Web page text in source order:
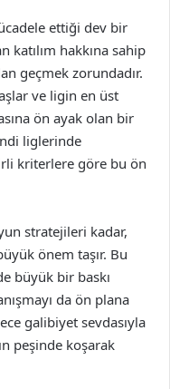
ettiği dev bir
katılım hakkına sahip
geçmek zorundadır.
ve ligin en üst
ön ayak olan bir
liglerinde
kriterlere göre bu ön
stratejileri kadar,
önem taşır. Bu
büyük bir baskı
da ön plana
galibiyet sevdasıyla
peşinde koşarak